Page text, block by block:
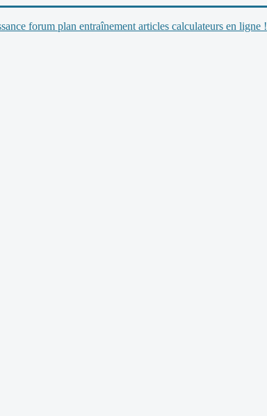
forum plan entraînement articles calculateurs en ligne !